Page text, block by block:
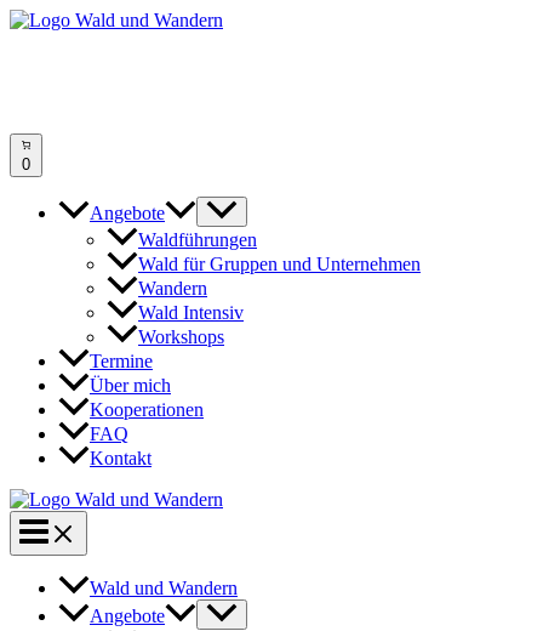
Zum
0
Angebote
Waldführungen
Wald für Gruppen und Unternehmen
Wandern
Wald Intensiv
Workshops
Termine
Über mich
Kooperationen
FAQ
Kontakt
Wald und Wandern
Angebote